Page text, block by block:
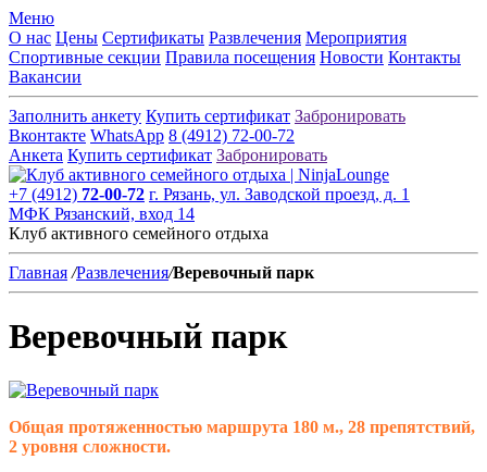
Меню
О нас Цены Сертификаты Развлечения Мероприятия
Спортивные секции Правила посещения Новости Контакты
Вакансии
Заполнить анкету Купить сертификат Забронировать
Вконтакте WhatsApp 8 (4912) 72-00-72
Анкета Купить сертификат Забронировать
+7 (4912) 72-00-72 г. Рязань, ул. Заводской проезд, д. 1
МФК Рязанский, вход 14
Клуб активного семейного отдыха
Главная /Развлечения/Веревочный парк
Веревочный парк
Общая протяженностью маршрута 180 м., 28 препятствий,
2 уровня сложности.